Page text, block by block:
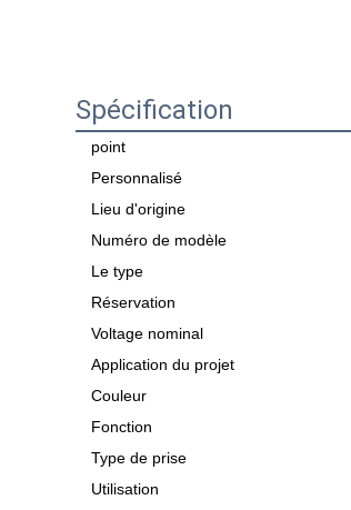
Spécification
point
Personnalisé
Lieu d'origine
Numéro de modèle
Le type
Réservation
Voltage nominal
Application du projet
Couleur
Fonction
Type de prise
Utilisation